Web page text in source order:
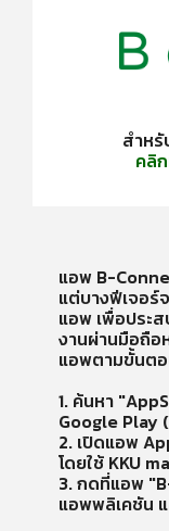
สำห
คลิ
แอพ B-
แต่บางฟีเจอร์
แอพ เพื่อประ
งานผ่านมือถือ
แอพตามขั้นต
1. ค้นหา
Google Play
2. เปิดแอพ
โดยใช้ KKU
3. กดที่แอพ
แอพพลิเคชัน